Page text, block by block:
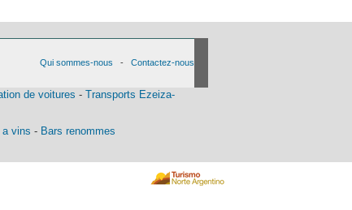
Qui sommes-nous - Contactez-nous
de voitures - Transports Ezeiza-
vins - Bars renommes